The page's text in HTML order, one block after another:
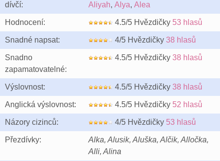
dívčí:
Aliyah, Alya, Alea
Hodnocení: 4.5/5 Hvězdičky 53 hlasů
Snadné napsat: 4/5 Hvězdičky 38 hlasů
Snadno
zapamatovatelné:
4.5/5 Hvězdičky 38 hlasů
Výslovnost: 4.5/5 Hvězdičky 38 hlasů
Anglická výslovnost: 4.5/5 Hvězdičky 52 hlasů
Názory cizinců: 4/5 Hvězdičky 53 hlasů
Přezdívky:
Alka, Alusik, Aluška, Alčik, Alločka,
Alli, Alina